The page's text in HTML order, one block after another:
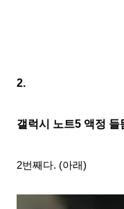
2.
갤럭시 노트5 액정 들
2번째다. (아래)